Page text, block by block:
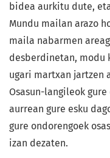
bidea aurkitu dute,
Mundu mailan arazo
maila nabarmen
desberdinetan, modu
ugari martxan jartzen
Osasun-langileok
aurrean gure esku
gure ondorengoek
izan dezaten.